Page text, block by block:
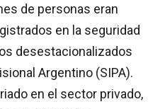
de personas eran
en la seguridad
desestacionalizados
Argentino (SIPA).
en el sector privado,